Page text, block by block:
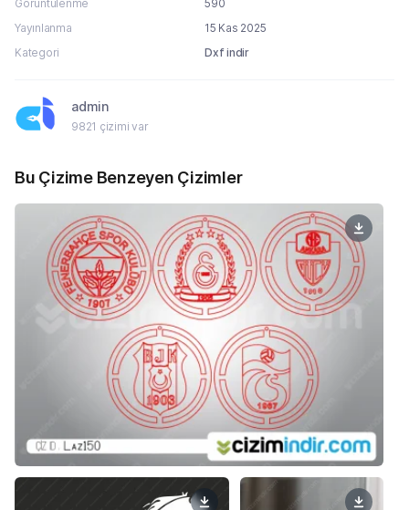
Görüntülenme
590
Yayınlanma
15 Kas 2025
Kategori
Dxf indir
admin
9821 çizimi var
Bu Çizime Benzeyen Çizimler